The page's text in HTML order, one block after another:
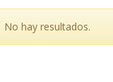
No hay resultados.